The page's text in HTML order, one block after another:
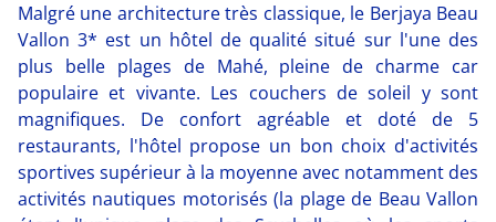
Malgré une architecture très classique, le Berjaya Beau
Vallon 3* est un hôtel de qualité situé sur l'une des
plus belle plages de Mahé, pleine de charme car
populaire et vivante. Les couchers de soleil y sont
magnifiques. De confort agréable et doté de 5
restaurants, l'hôtel propose un bon choix d'activités
sportives supérieur à la moyenne avec notamment des
activités nautiques motorisés (la plage de Beau Vallon